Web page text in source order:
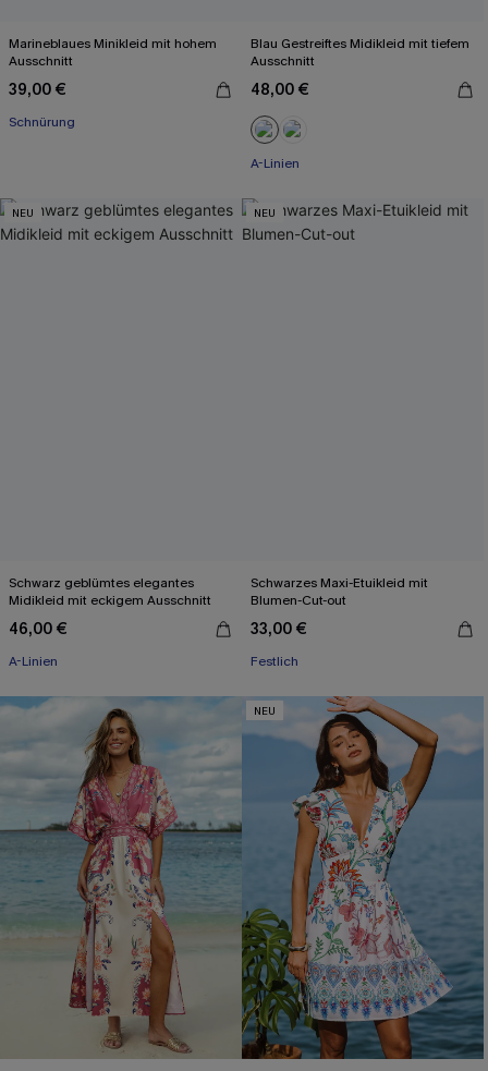
Marineblaues Minikleid mit hohem
Ausschnitt
39,00 €
Schnürung
Blau Gestreiftes Midikleid mit tiefem
Ausschnitt
48,00 €
A-Linien
NEU
Schwarz geblümtes elegantes
Midikleid mit eckigem Ausschnitt
46,00 €
A-Linien
NEU
Schwarzes Maxi-Etuikleid mit
Blumen-Cut-out
33,00 €
Festlich
NEU